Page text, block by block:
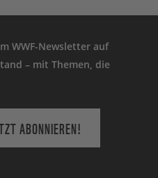
WWF-Newsletter auf
– mit Themen, die
ABONNIEREN!